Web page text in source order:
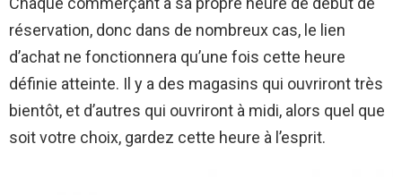
réservation, donc dans de nombreux cas, le lien
d’achat ne fonctionnera qu’une fois cette heure
définie atteinte. Il y a des magasins qui ouvriront très
bientôt, et d’autres qui ouvriront à midi, alors quel que
soit votre choix, gardez cette heure à l’esprit.